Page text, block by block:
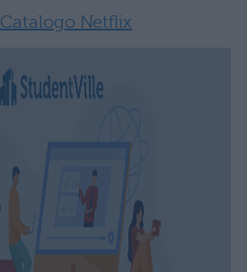
Catalogo Netflix